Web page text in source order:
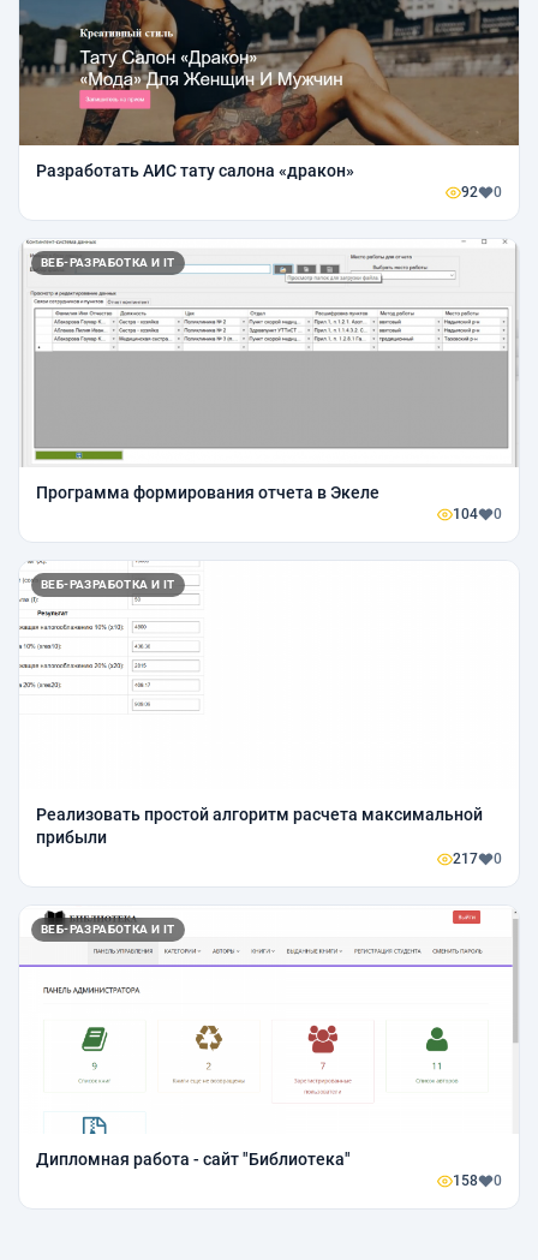
Разработать АИС тату салона «дракон»
92 0
ВЕБ-РАЗРАБОТКА И IT
Программа формирования отчета в Экеле
104 0
ВЕБ-РАЗРАБОТКА И IT
Реализовать простой алгоритм расчета максимальной
прибыли
217 0
ВЕБ-РАЗРАБОТКА И IT
Дипломная работа - сайт "Библиотека"
158 0